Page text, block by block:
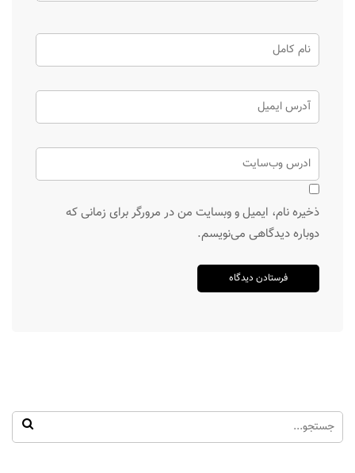
ذخیره نام، ایمیل و وبسایت من در مرورگر برای زمانی که
دوباره دیدگاهی می‌نویسم.